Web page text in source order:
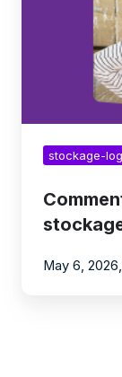
stockage-
May 6,